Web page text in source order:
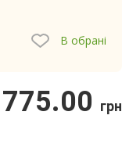
В обрані
грн